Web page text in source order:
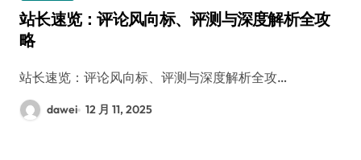
站长速览：评论风向标、评测与深度解析全攻
略
站长速览：评论风向标、评测与深度解析全攻…
dawei 12 月 11, 2025